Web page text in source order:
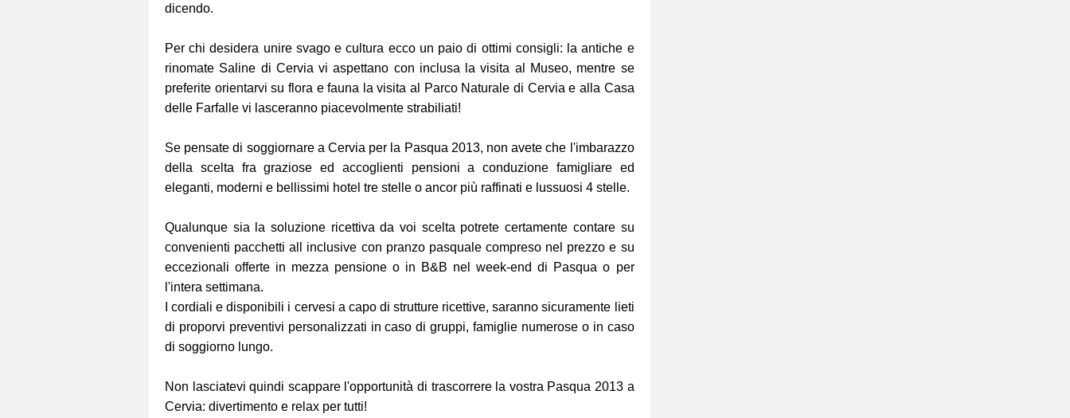
dicendo.
Per chi desidera unire svago e cultura ecco un paio di ottimi consigli: la antiche e
rinomate Saline di Cervia vi aspettano con inclusa la visita al Museo, mentre se
preferite orientarvi su flora e fauna la visita al Parco Naturale di Cervia e alla Casa
delle Farfalle vi lasceranno piacevolmente strabiliati!
Se pensate di soggiornare a Cervia per la Pasqua 2013, non avete che l'imbarazzo
della scelta fra graziose ed accoglienti pensioni a conduzione famigliare ed
eleganti, moderni e bellissimi hotel tre stelle o ancor più raffinati e lussuosi 4 stelle.
Qualunque sia la soluzione ricettiva da voi scelta potrete certamente contare su
convenienti pacchetti all inclusive con pranzo pasquale compreso nel prezzo e su
eccezionali offerte in mezza pensione o in B&B nel week-end di Pasqua o per
l'intera settimana.
I cordiali e disponibili i cervesi a capo di strutture ricettive, saranno sicuramente lieti
di proporvi preventivi personalizzati in caso di gruppi, famiglie numerose o in caso
di soggiorno lungo.
Non lasciatevi quindi scappare l'opportunità di trascorrere la vostra Pasqua 2013 a
Cervia: divertimento e relax per tutti!